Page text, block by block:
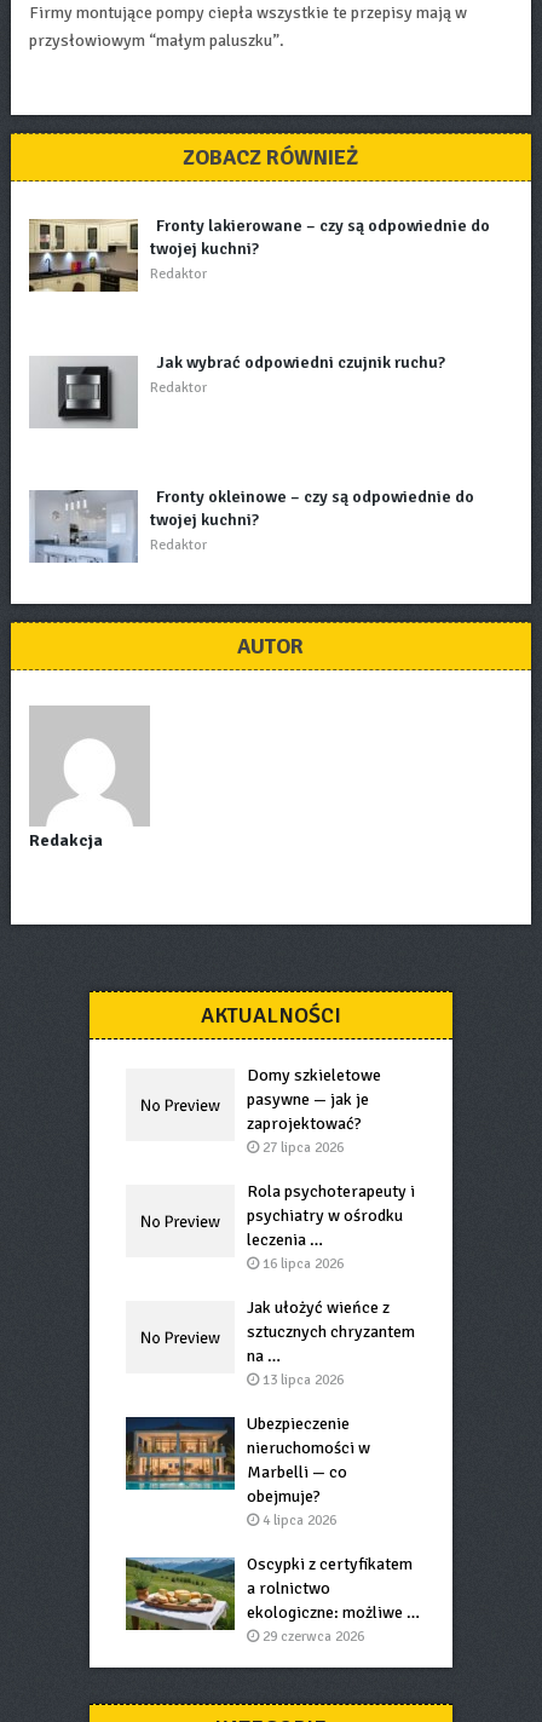
Firmy montujące pompy ciepła wszystkie te przepisy mają w
przysłowiowym “małym paluszku”.
ZOBACZ RÓWNIEŻ
Fronty lakierowane – czy są odpowiednie do
twojej kuchni?
Redaktor
Jak wybrać odpowiedni czujnik ruchu?
Redaktor
Fronty okleinowe – czy są odpowiednie do
twojej kuchni?
Redaktor
AUTOR
Redakcja
AKTUALNOŚCI
Domy szkieletowe
pasywne — jak je
zaprojektować?
27 lipca 2026
Rola psychoterapeuty i
psychiatry w ośrodku
leczenia …
16 lipca 2026
Jak ułożyć wieńce z
sztucznych chryzantem
na …
13 lipca 2026
Ubezpieczenie
nieruchomości w
Marbelli — co
obejmuje?
4 lipca 2026
Oscypki z certyfikatem
a rolnictwo
ekologiczne: możliwe …
29 czerwca 2026